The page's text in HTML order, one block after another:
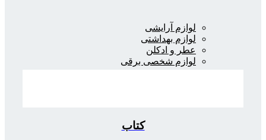
لوازم آرایشی
لوازم بهداشتی
عطر و ادکلن
لوازم شخصی برقی
کتاب